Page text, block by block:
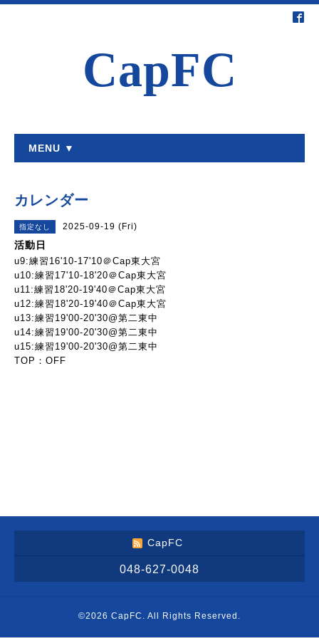
CapFC
MENU ▼
カレンダー
指定なし 2025-09-19 (Fri)
活動日
u9:練習16'10-17'10＠Cap東大宮
u10:練習17'10-18'20＠Cap東大宮
u11:練習18'20-19'40＠Cap東大宮
u12:練習18'20-19'40＠Cap東大宮
u13:練習19'00-20'30@第二東中
u14:練習19'00-20'30@第二東中
u15:練習19'00-20'30@第二東中
TOP：OFF
CapFC
048-627-0048
©2026 CapFC . All Rights Reserved.